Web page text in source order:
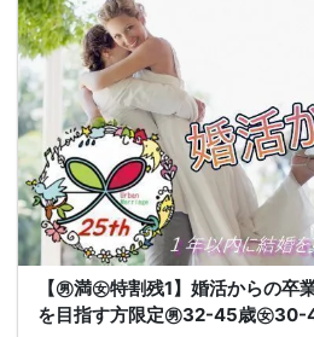
【㊚満㊛特割残1】婚活からの卒
を目指す方限定㊚32-45歳㊛